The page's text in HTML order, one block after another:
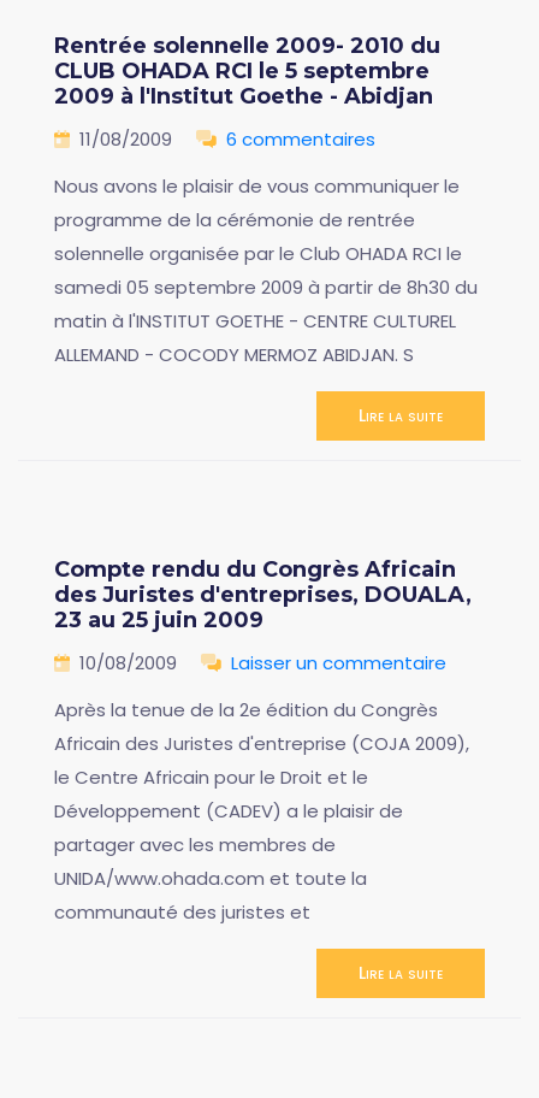
Rentrée solennelle 2009- 2010 du
CLUB OHADA RCI le 5 septembre
2009 à l'Institut Goethe - Abidjan
11/08/2009
6 commentaires
Nous avons le plaisir de vous communiquer le
programme de la cérémonie de rentrée
solennelle organisée par le Club OHADA RCI le
samedi 05 septembre 2009 à partir de 8h30 du
matin à l'INSTITUT GOETHE - CENTRE CULTUREL
ALLEMAND - COCODY MERMOZ ABIDJAN. S
Lire la suite
Compte rendu du Congrès Africain
des Juristes d'entreprises, DOUALA,
23 au 25 juin 2009
10/08/2009
Laisser un commentaire
Après la tenue de la 2e édition du Congrès
Africain des Juristes d'entreprise (COJA 2009),
le Centre Africain pour le Droit et le
Développement (CADEV) a le plaisir de
partager avec les membres de
UNIDA/www.ohada.com et toute la
communauté des juristes et
Lire la suite